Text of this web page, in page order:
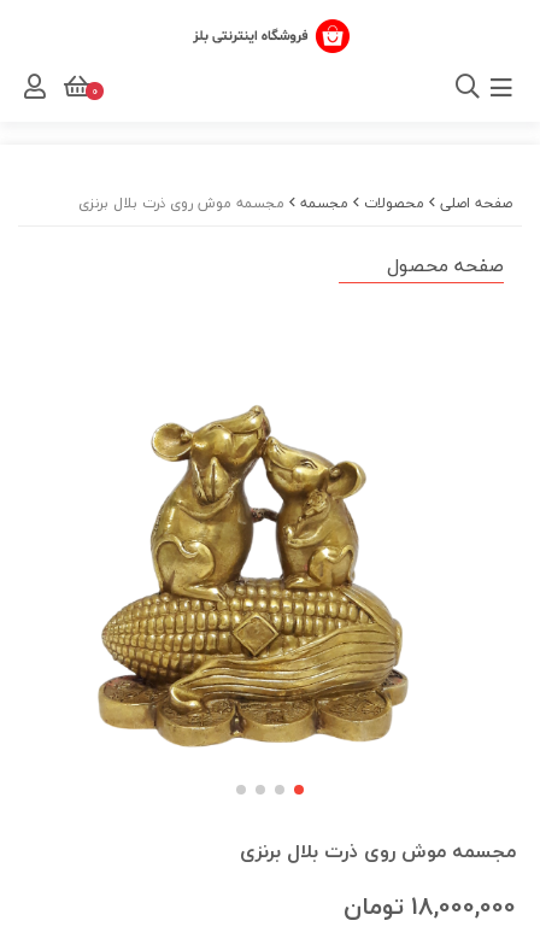
صفحه اصلی محصولات مجسمه‌ مجسمه موش روی ذرت بلال برنزی
صفحه محصول
مجسمه موش روی ذرت بلال برنزی
18,000,000 تومان
0